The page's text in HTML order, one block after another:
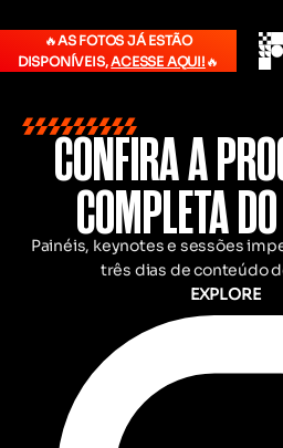
🔥AS FOTOS JÁ ESTÃO
DISPONÍVEIS,ACESSE AQUI! 🔥
CONFIRA A
COMPLETA
Painéis, keynotes e sessões
três dias de conteúdo
EXPLORE